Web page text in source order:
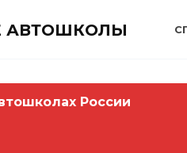
АВТОШКОЛЫ
России